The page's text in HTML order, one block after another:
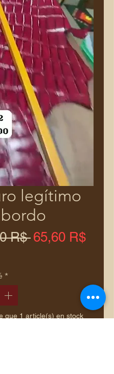
legítimo
R$ Prix
65,60 R$Prix
*
que 1 article(s) en stock